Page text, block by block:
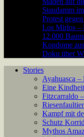
Staudamm
Protest
Los Mirlos –
12.000
Kondome
Doku über
Stories
Ayahuasca –
Eine
Fitzcarraldo
Kampf mit
Schutz
Mythos